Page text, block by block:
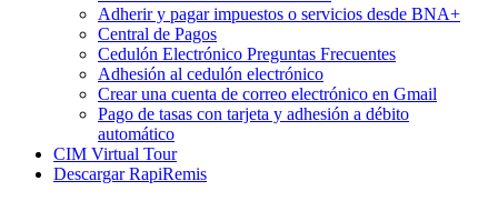
Adherir y pagar impuestos o servicios desde BNA+
Central de Pagos
Cedulón Electrónico Preguntas Frecuentes
Adhesión al cedulón electrónico
Crear una cuenta de correo electrónico en Gmail
Pago de tasas con tarjeta y adhesión a débito
automático
CIM Virtual Tour
Descargar RapiRemis